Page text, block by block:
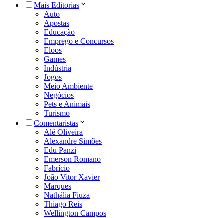
Mais Editorias
Auto
Apostas
Educação
Emprego e Concursos
Eloos
Games
Indústria
Jogos
Meio Ambiente
Negócios
Pets e Animais
Turismo
Comentaristas
Alê Oliveira
Alexandre Simões
Edu Panzi
Emerson Romano
Fabrício
João Vitor Xavier
Marques
Nathália Fiuza
Thiago Reis
Wellington Campos